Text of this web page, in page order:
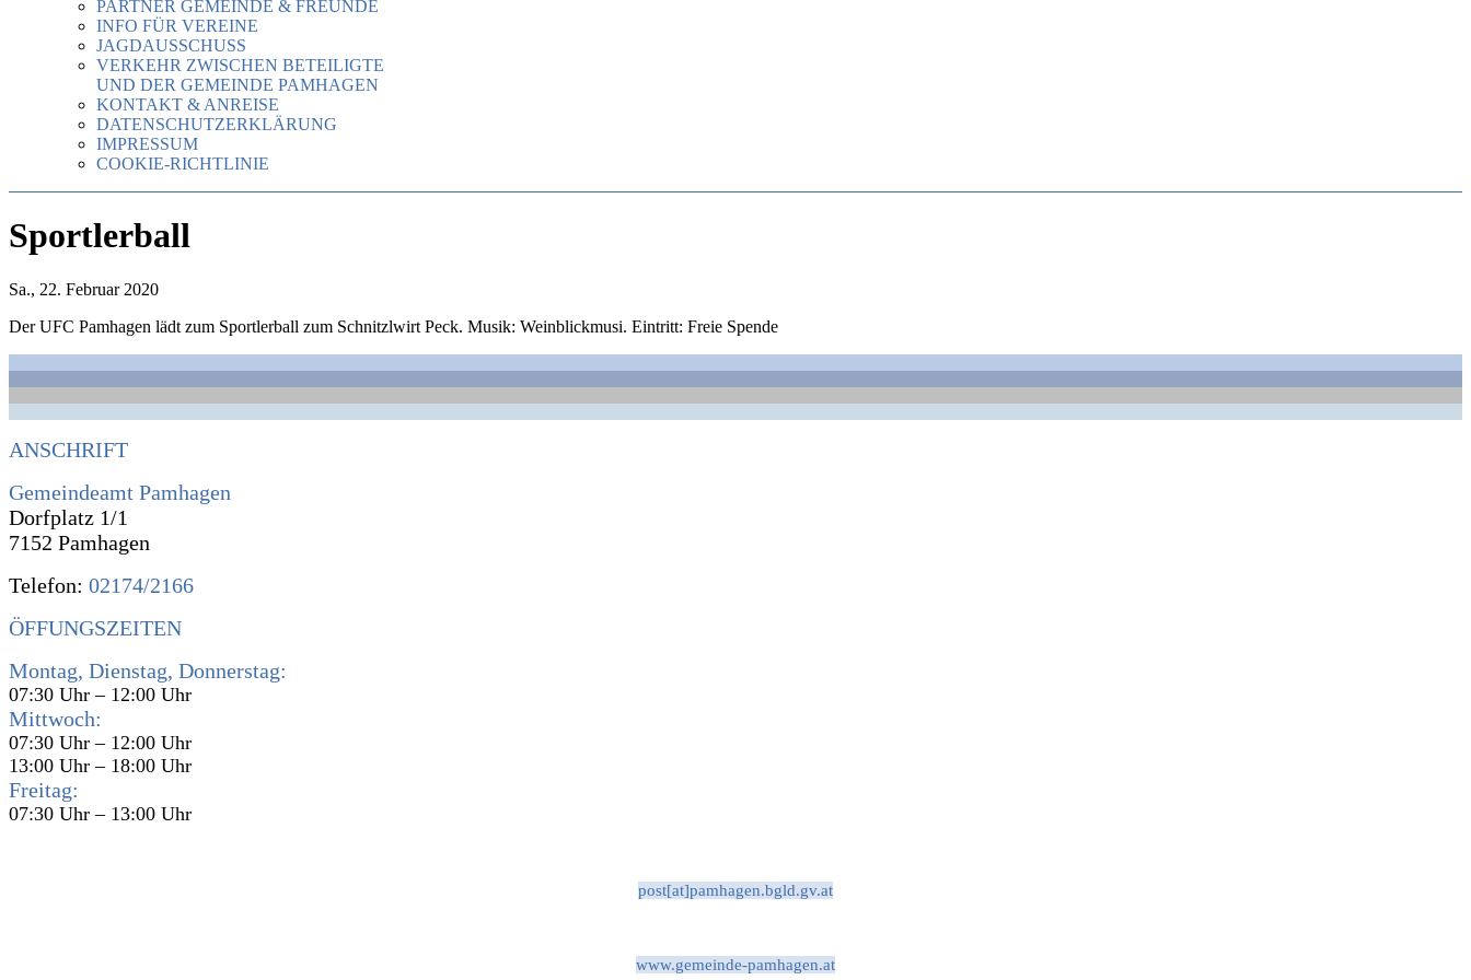
PARTNER GEMEINDE & FREUNDE
INFO FÜR VEREINE
JAGDAUSSCHUSS
VERKEHR ZWISCHEN BETEILIGTE
UND DER GEMEINDE PAMHAGEN
KONTAKT & ANREISE
DATENSCHUTZERKLÄRUNG
IMPRESSUM
COOKIE-RICHTLINIE
Sportlerball
Sa., 22. Februar 2020
Der UFC Pamhagen lädt zum Sportlerball zum Schnitzlwirt Peck. Musik: Weinblickmusi. Eintritt: Freie Spende
ANSCHRIFT
Gemeindeamt Pamhagen
Dorfplatz 1/1
7152 Pamhagen
Telefon: 02174/2166
ÖFFUNGSZEITEN
Montag, Dienstag, Donnerstag:
07:30 Uhr – 12:00 Uhr
Mittwoch:
07:30 Uhr – 12:00 Uhr
13:00 Uhr – 18:00 Uhr
Freitag:
07:30 Uhr – 13:00 Uhr
post[at]pamhagen.bgld.gv.at
www.gemeinde-pamhagen.at